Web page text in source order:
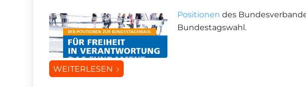
Positionen des
Bundestagswahl.
WEITERLESEN